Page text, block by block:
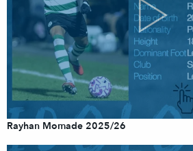
Rayhan Momade 2025/26